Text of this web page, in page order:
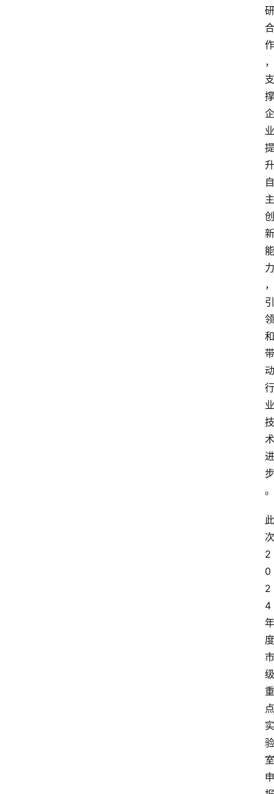
研
合
作
，
支
撑
企
业
提
升
自
主
创
新
能
力
，
引
领
和
带
动
行
业
技
术
进
步
。
此
次
2
0
2
4
年
度
市
级
重
点
实
验
室
申